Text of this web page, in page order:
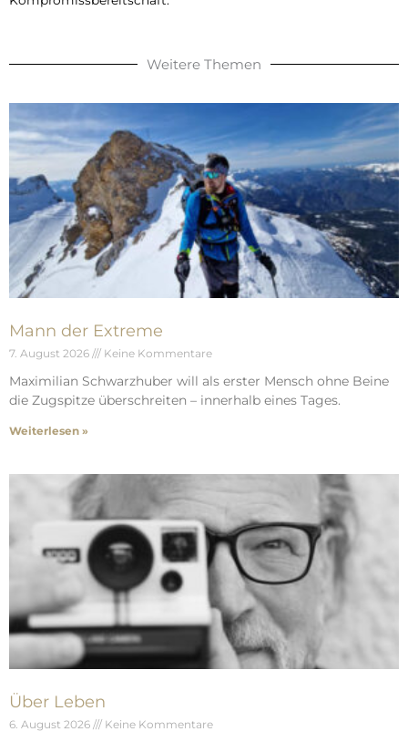
Weitere Themen
Mann der Extreme
7. August 2026 Keine Kommentare
Maximilian Schwarzhuber will als erster Mensch ohne Beine
die Zugspitze überschreiten – innerhalb eines Tages.
Weiterlesen »
Über Leben
6. August 2026 Keine Kommentare